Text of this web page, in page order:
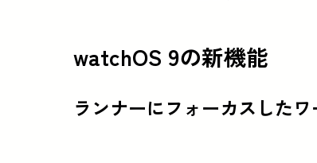
watchOS 9の新機能
ランナーにフォーカスした